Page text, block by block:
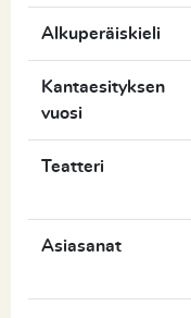
Alkuperäiskieli
Kantaesityksen
vuosi
Teatteri
Asiasanat